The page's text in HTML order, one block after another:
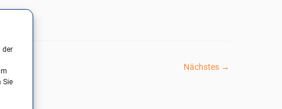
der
Sie
Nächstes →